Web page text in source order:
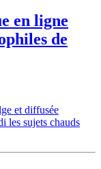
en ligne
de
et diffusée
les sujets chauds